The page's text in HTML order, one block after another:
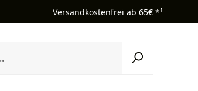
Versandkostenfrei ab 65€ *¹